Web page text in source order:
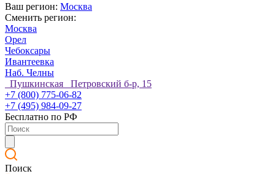
Ваш регион: Москва
Сменить регион:
Москва
Орел
Чебоксары
Ивантеевка
Наб. Челны
Пушкинская Петровский б-р, 15
+7 (800) 775-06-82
+7 (495) 984-09-27
Бесплатно по РФ
Поиск